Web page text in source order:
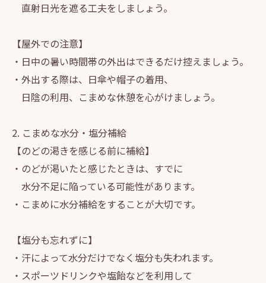
直射日光を遮る工夫をしましょう。
【屋外での注意】
・日中の暑い時間帯の外出はできるだけ控えましょう。
・外出する際は、日傘や帽子の着用、
日陰の利用、こまめな休憩を心がけましょう。
2. こまめな水分・塩分補給
【のどの渇きを感じる前に補給】
・のどが渇いたと感じたときは、すでに
水分不足に陥っている可能性があります。
・こまめに水分補給をすることが大切です。
【塩分も忘れずに】
・汗によって水分だけでなく塩分も失われます。
・スポーツドリンクや塩飴などを利用して